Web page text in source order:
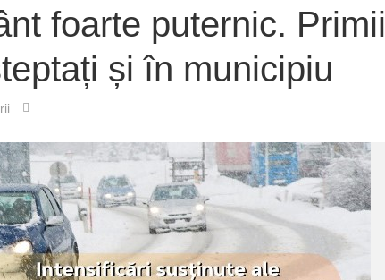
foarte puternic. Primii
și în municipiu